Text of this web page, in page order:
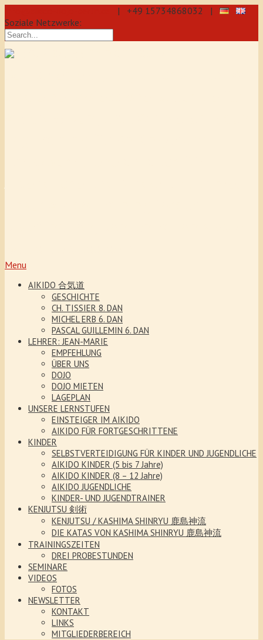
| +49 15734868032 |
Soziale Netzwerke:
Menu
AIKIDO 合気道
GESCHICHTE
CH. TISSIER 8. DAN
MICHEL ERB 6. DAN
PASCAL GUILLEMIN 6. DAN
LEHRER: JEAN-MARIE
EMPFEHLUNG
ÜBER UNS
DOJO
DOJO MIETEN
LAGEPLAN
UNSERE LERNSTUFEN
EINSTEIGER IM AIKIDO
AIKIDO FÜR FORTGESCHRITTENE
KINDER
SELBSTVERTEIDIGUNG FÜR KINDER UND JUGENDLICHE
AIKIDO KINDER (5 bis 7 Jahre)
AIKIDO KINDER (8 – 12 Jahre)
AIKIDO JUGENDLICHE
KINDER- UND JUGENDTRAINER
KENJUTSU 剣術
KENJUTSU / KASHIMA SHINRYU 鹿島神流
DIE KATAS VON KASHIMA SHINRYU 鹿島神流
TRAININGSZEITEN
DREI PROBESTUNDEN
SEMINARE
VIDEOS
FOTOS
NEWSLETTER
KONTAKT
LINKS
MITGLIEDERBEREICH